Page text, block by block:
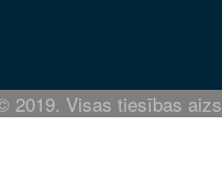
2019. Visas tiesības